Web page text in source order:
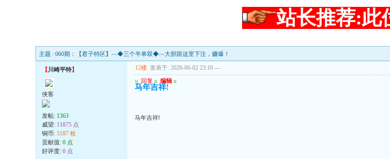
站长推荐:此
主题 : 060期：【君子特区】︹◆三个半单双◆︹大胆跟这里下注，赚爆！
【川崎平特】
侠客
发帖: 1363
威望: 11875 点
铜币: 5187 枚
贡献值: 0 点
好评度: 0 点
12楼 发表于: 2026-06-02 23:10 ---
u 回复 u 编辑 u
马年吉祥!
马年吉祥!